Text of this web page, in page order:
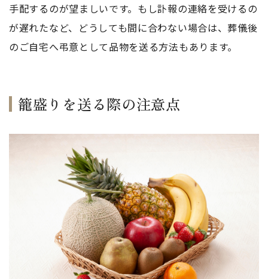
手配するのが望ましいです。もし訃報の連絡を受けるの
が遅れたなど、どうしても間に合わない場合は、葬儀後
のご自宅へ弔意として品物を送る方法もあります。
籠盛りを送る際の注意点